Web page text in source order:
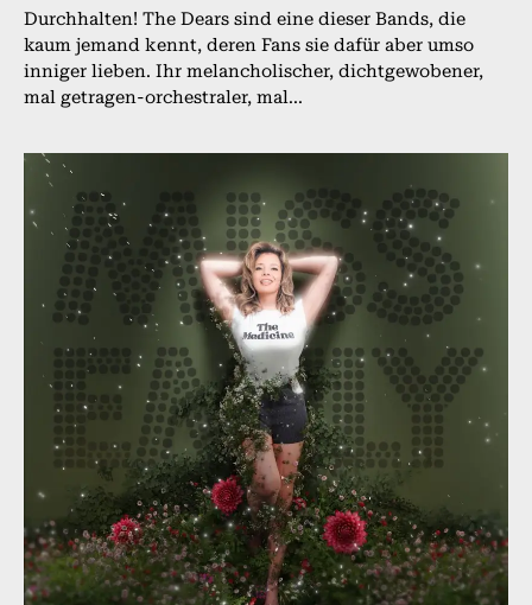
Durchhalten! The Dears sind eine dieser Bands, die
kaum jemand kennt, deren Fans sie dafür aber umso
inniger lieben. Ihr melancholischer, dichtgewobener,
mal getragen-orchestraler, mal...